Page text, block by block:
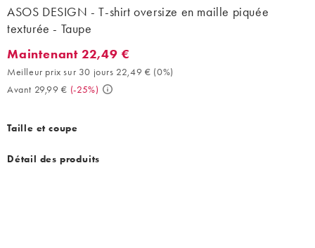
ASOS DESIGN - T-shirt oversize en maille piquée
texturée - Taupe
Maintenant 22,49 €. Meilleur prix sur 30 jours 22,49 € (0%).
Maintenant 22,49 €
Meilleur prix sur 30 jours 22,49 € (0%)
Avant 29,99 € (-25%)
Taille et coupe
Détail des produits